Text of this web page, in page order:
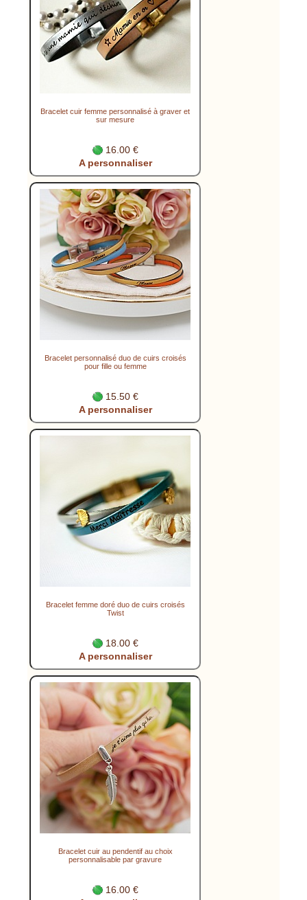
Bracelet cuir femme personnalisé à graver et
sur mesure
16.00 €
A personnaliser
Bracelet personnalisé duo de cuirs croisés
pour fille ou femme
15.50 €
A personnaliser
Bracelet femme doré duo de cuirs croisés
Twist
18.00 €
A personnaliser
Bracelet cuir au pendentif au choix
personnalisable par gravure
16.00 €